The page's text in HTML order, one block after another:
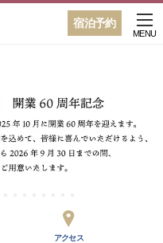
宿泊予約
MENU
アクセス